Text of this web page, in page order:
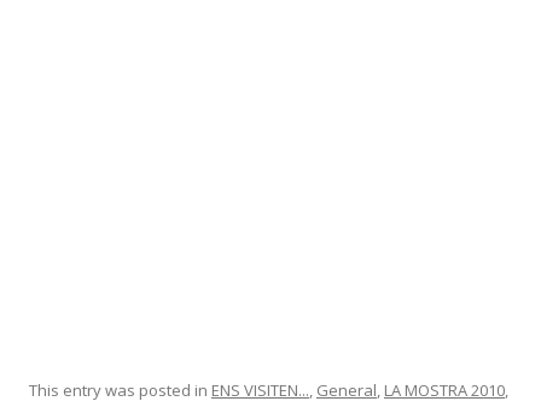
This entry was posted in ENS VISITEN..., General, LA MOSTRA 2010,